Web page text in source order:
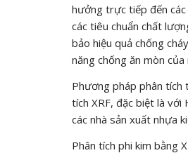
hưởng trực tiếp đến
các tiêu chuẩn chất
bảo hiệu quả chống
năng chống ăn mòn của
Phương pháp phân
tích XRF, đặc biệt là với
các nhà sản xuất nhựa
Phân tích phi kim bằng